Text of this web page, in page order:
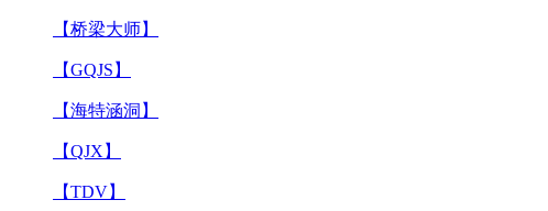
【桥梁大师】
【GQJS】
【海特涵洞】
【QJX】
【TDV】